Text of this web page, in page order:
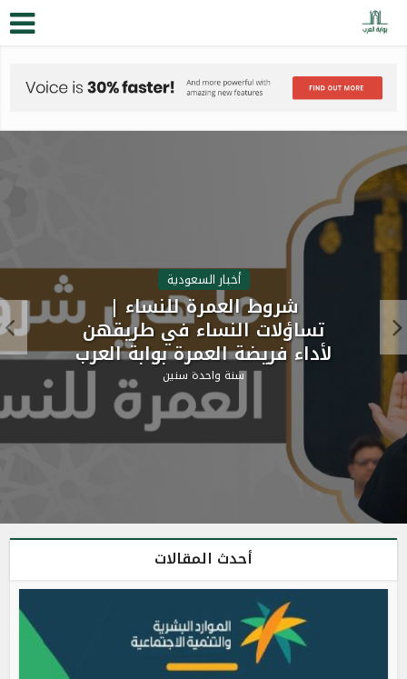
أخبار السعودية
شروط العمرة للنساء |
تساؤلات النساء في طريقهن
لأداء فريضة العمرة بوابة العرب
سنة واحدة سنين
أحدث المقالات